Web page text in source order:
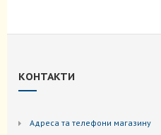
КОНТАКТИ
Адреса та телефони магазину